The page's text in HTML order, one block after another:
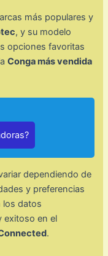
más populares y
, y su modelo
opciones favoritas
Conga más vendida
dependiendo de
y preferencias
los datos
exitoso en el
.